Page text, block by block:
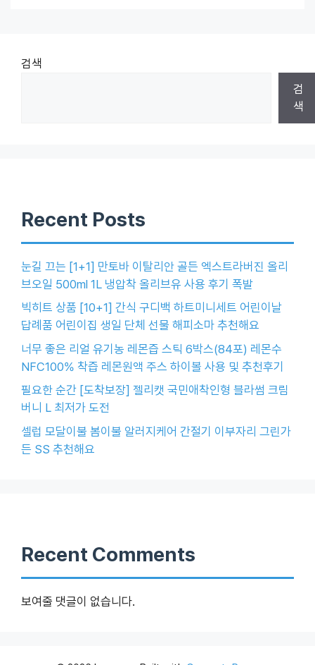
검색
검
색
Recent Posts
눈길 끄는 [1+1] 만토바 이탈리안 골든 엑스트라버진 올리
브오일 500ml 1L 냉압착 올리브유 사용 후기 폭발
빅히트 상품 [10+1] 간식 구디백 하트미니세트 어린이날
답례품 어린이집 생일 단체 선물 해피소마 추천해요
너무 좋은 리얼 유기농 레몬즙 스틱 6박스(84포) 레몬수
NFC100% 착즙 레몬원액 주스 하이볼 사용 및 추천후기
필요한 순간 [도착보장] 젤리캣 국민애착인형 블라썸 크림
버니 L 최저가 도전
셀럽 모달이불 봄이불 알러지케어 간절기 이부자리 그린가
든 SS 추천해요
Recent Comments
보여줄 댓글이 없습니다.